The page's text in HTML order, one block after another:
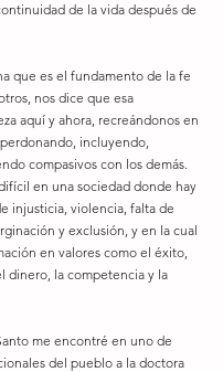
de la vida después de
que es el fundamento de la fe
nos dice que esa
aquí y ahora, recreándonos en
incluyendo,
compasivos con los demás.
en una sociedad donde hay
injusticia, violencia, falta de
y exclusión, y en la cual
en valores como el éxito,
dinero, la competencia y la
me encontré en uno de
del pueblo a la doctora